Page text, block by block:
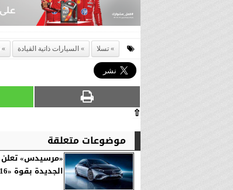
تسلا السيارات ذاتية القيادة
⇧
موضوعات متعلقة
الجديدة بقوة «516 حصان»